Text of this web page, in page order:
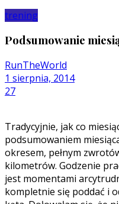
trening
Podsumowanie
RunTheWorld
1 sierpnia, 2014
27
Tradycyjnie, jak co
podsumowaniem
okresem, pełnym
kilometrów. Godzenie
jest momentami
kompletnie się poddać i